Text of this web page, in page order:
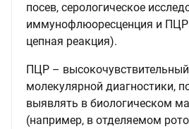
посев, серологическое
иммунофлюоресценция и ПЦР
цепная реакция).
ПЦР –
молекулярной диагностики,
выявлять в биологическом
(например, в отделяемом